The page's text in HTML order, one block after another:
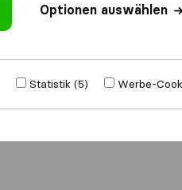
Optionen auswählen
Statistik (5) Werbe-